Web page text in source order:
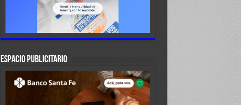
ESPACIO PUBLICITARIO